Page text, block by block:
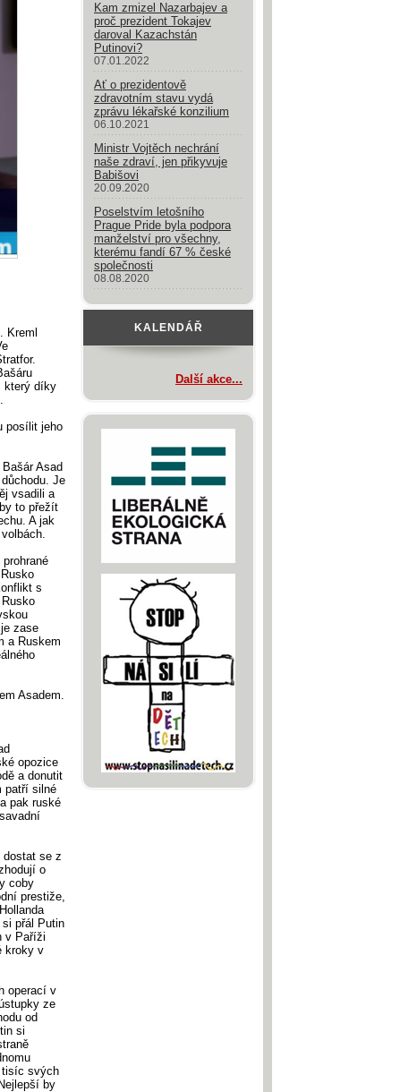
Kreml
který díky
posílit jeho
Asad
Je
vsadili a
to přežít
A jak
s
zase
a Ruskem
Asadem.
opozice
a donutit
patří silné
pak ruské
dostat se z
o
coby
prestiže,
přál Putin
v Paříži
kroky v
operací v
ze
od
si
tisíc svých
by
Kam zmizel Nazarbajev a
proč prezident Tokajev
daroval Kazachstán
Putinovi?
07.01.2022
Ať o prezidentově
zdravotním stavu vydá
zprávu lékařské konzilium
06.10.2021
Ministr Vojtěch nechrání
naše zdraví, jen přikyvuje
Babišovi
20.09.2020
Poselstvím letošního
Prague Pride byla podpora
manželství pro všechny,
kterému fandí 67 % české
společnosti
08.08.2020
KALENDÁŘ
Další akce...